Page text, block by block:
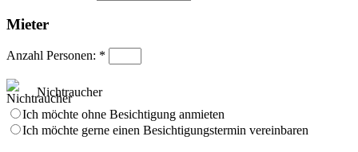
Mieter
Anzahl Personen: *
Nichtraucher
Ich möchte ohne Besichtigung anmieten
Ich möchte gerne einen Besichtigungstermin vereinbaren